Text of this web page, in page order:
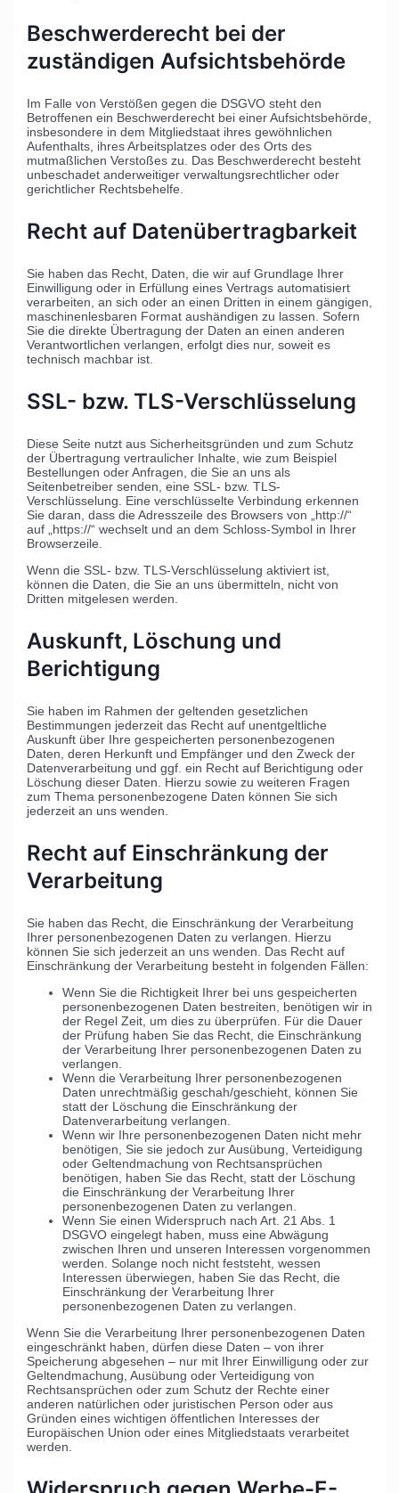
Beschwerde­recht bei der
zuständigen Aufsichts­behörde
Im Falle von Verstößen gegen die DSGVO steht den
Betroffenen ein Beschwerderecht bei einer Aufsichtsbehörde,
insbesondere in dem Mitgliedstaat ihres gewöhnlichen
Aufenthalts, ihres Arbeitsplatzes oder des Orts des
mutmaßlichen Verstoßes zu. Das Beschwerderecht besteht
unbeschadet anderweitiger verwaltungsrechtlicher oder
gerichtlicher Rechtsbehelfe.
Recht auf Daten­übertrag­barkeit
Sie haben das Recht, Daten, die wir auf Grundlage Ihrer
Einwilligung oder in Erfüllung eines Vertrags automatisiert
verarbeiten, an sich oder an einen Dritten in einem gängigen,
maschinenlesbaren Format aushändigen zu lassen. Sofern
Sie die direkte Übertragung der Daten an einen anderen
Verantwortlichen verlangen, erfolgt dies nur, soweit es
technisch machbar ist.
SSL- bzw. TLS-Verschlüsselung
Diese Seite nutzt aus Sicherheitsgründen und zum Schutz
der Übertragung vertraulicher Inhalte, wie zum Beispiel
Bestellungen oder Anfragen, die Sie an uns als
Seitenbetreiber senden, eine SSL- bzw. TLS-
Verschlüsselung. Eine verschlüsselte Verbindung erkennen
Sie daran, dass die Adresszeile des Browsers von „http://“
auf „https://“ wechselt und an dem Schloss-Symbol in Ihrer
Browserzeile.
Wenn die SSL- bzw. TLS-Verschlüsselung aktiviert ist,
können die Daten, die Sie an uns übermitteln, nicht von
Dritten mitgelesen werden.
Auskunft, Löschung und
Berichtigung
Sie haben im Rahmen der geltenden gesetzlichen
Bestimmungen jederzeit das Recht auf unentgeltliche
Auskunft über Ihre gespeicherten personenbezogenen
Daten, deren Herkunft und Empfänger und den Zweck der
Datenverarbeitung und ggf. ein Recht auf Berichtigung oder
Löschung dieser Daten. Hierzu sowie zu weiteren Fragen
zum Thema personenbezogene Daten können Sie sich
jederzeit an uns wenden.
Recht auf Einschränkung der
Verarbeitung
Sie haben das Recht, die Einschränkung der Verarbeitung
Ihrer personenbezogenen Daten zu verlangen. Hierzu
können Sie sich jederzeit an uns wenden. Das Recht auf
Einschränkung der Verarbeitung besteht in folgenden Fällen:
Wenn Sie die Richtigkeit Ihrer bei uns gespeicherten
personenbezogenen Daten bestreiten, benötigen wir in
der Regel Zeit, um dies zu überprüfen. Für die Dauer
der Prüfung haben Sie das Recht, die Einschränkung
der Verarbeitung Ihrer personenbezogenen Daten zu
verlangen.
Wenn die Verarbeitung Ihrer personenbezogenen
Daten unrechtmäßig geschah/geschieht, können Sie
statt der Löschung die Einschränkung der
Datenverarbeitung verlangen.
Wenn wir Ihre personenbezogenen Daten nicht mehr
benötigen, Sie sie jedoch zur Ausübung, Verteidigung
oder Geltendmachung von Rechtsansprüchen
benötigen, haben Sie das Recht, statt der Löschung
die Einschränkung der Verarbeitung Ihrer
personenbezogenen Daten zu verlangen.
Wenn Sie einen Widerspruch nach Art. 21 Abs. 1
DSGVO eingelegt haben, muss eine Abwägung
zwischen Ihren und unseren Interessen vorgenommen
werden. Solange noch nicht feststeht, wessen
Interessen überwiegen, haben Sie das Recht, die
Einschränkung der Verarbeitung Ihrer
personenbezogenen Daten zu verlangen.
Wenn Sie die Verarbeitung Ihrer personenbezogenen Daten
eingeschränkt haben, dürfen diese Daten – von ihrer
Speicherung abgesehen – nur mit Ihrer Einwilligung oder zur
Geltendmachung, Ausübung oder Verteidigung von
Rechtsansprüchen oder zum Schutz der Rechte einer
anderen natürlichen oder juristischen Person oder aus
Gründen eines wichtigen öffentlichen Interesses der
Europäischen Union oder eines Mitgliedstaats verarbeitet
werden.